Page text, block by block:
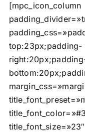
[mpc_icon_column
top:23px;padding-
title_font_size=»23″